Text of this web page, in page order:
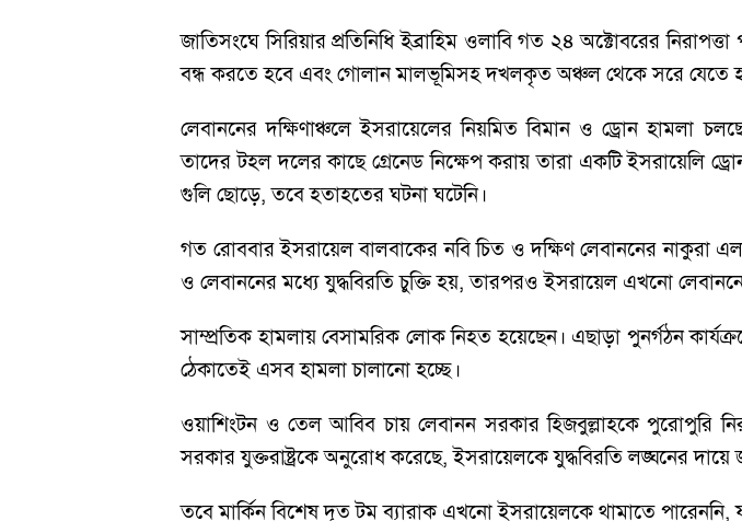
জাতিসংঘে সিরিয়ার প্রতিনিধি ইব্রাহিম ওলাবি গত ২৪ অক্টোবরের
বন্ধ করতে হবে এবং গোলান মালভূমিসহ দখলকৃত অঞ্চল থেকে সরে যেতে
লেবাননের দক্ষিণাঞ্চলে ইসরায়েলের নিয়মিত বিমান ও ড্রোন হামলা
তাদের টহল দলের কাছে গ্রেনেড নিক্ষেপ করায় তারা একটি ইসরায়েলি
গুলি ছোড়ে, তবে হতাহতের ঘটনা ঘটেনি।
গত রোববার ইসরায়েল বালবাকের নবি চিত ও দক্ষিণ লেবাননের
ও লেবাননের মধ্যে যুদ্ধবিরতি চুক্তি হয়, তারপরও ইসরায়েল এখনো
সাম্প্রতিক হামলায় বেসামরিক লোক নিহত হয়েছেন। এছাড়া পুনর্গঠন
ঠেকাতেই এসব হামলা চালানো হচ্ছে।
ওয়াশিংটন ও তেল আবিব চায় লেবানন সরকার হিজবুল্লাহকে পুরোপুরি
সরকার যুক্তরাষ্ট্রকে অনুরোধ করেছে, ইসরায়েলকে যুদ্ধবিরতি লঙ্ঘনের
তবে মার্কিন বিশেষ দূত টম ব্যারাক এখনো ইসরায়েলকে থামাতে পারেননি,